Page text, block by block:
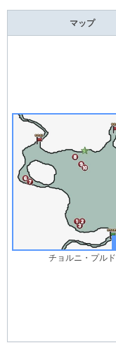
マップ
チョルニ・プルド